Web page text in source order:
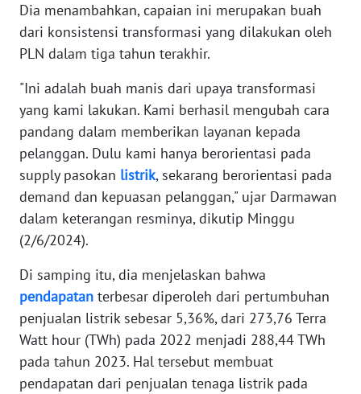
Dia menambahkan, capaian ini merupakan buah
dari konsistensi transformasi yang dilakukan oleh
PLN dalam tiga tahun terakhir.
"Ini adalah buah manis dari upaya transformasi
yang kami lakukan. Kami berhasil mengubah cara
pandang dalam memberikan layanan kepada
pelanggan. Dulu kami hanya berorientasi pada
supply pasokan listrik, sekarang berorientasi pada
demand dan kepuasan pelanggan," ujar Darmawan
dalam keterangan resminya, dikutip Minggu
(2/6/2024).
Di samping itu, dia menjelaskan bahwa
pendapatan terbesar diperoleh dari pertumbuhan
penjualan listrik sebesar 5,36%, dari 273,76 Terra
Watt hour (TWh) pada 2022 menjadi 288,44 TWh
pada tahun 2023. Hal tersebut membuat
pendapatan dari penjualan tenaga listrik pada
WN
SERAMBI
WN
JAMBI
WN
SULTRA
WN
NTB
WN
SULTENG
WN
SULBAR